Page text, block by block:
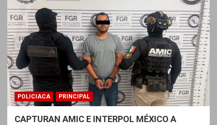
POLICIACA PRINCIPAL
CAPTURAN AMIC E INTERPOL MÉXICO A